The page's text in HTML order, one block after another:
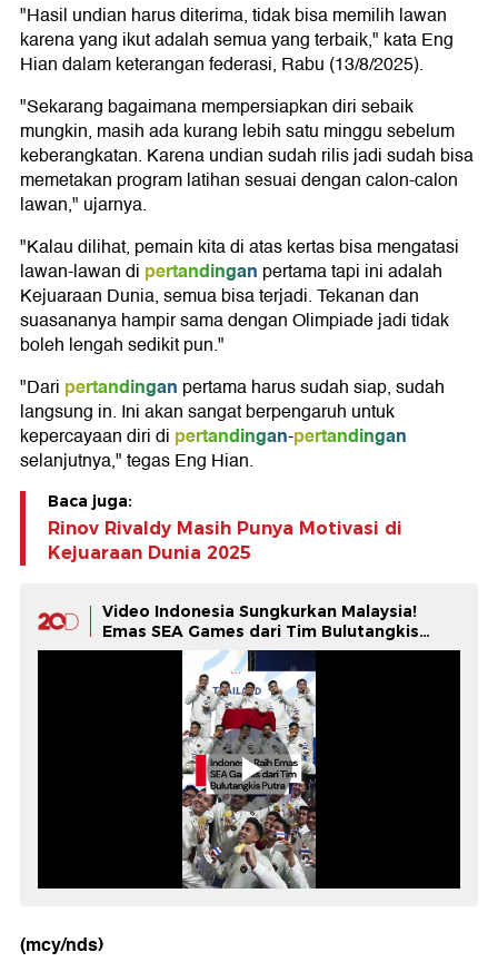
"Hasil undian harus diterima, tidak bisa memilih lawan
karena yang ikut adalah semua yang terbaik," kata Eng
Hian dalam keterangan federasi, Rabu (13/8/2025).
"Sekarang bagaimana mempersiapkan diri sebaik
mungkin, masih ada kurang lebih satu minggu sebelum
keberangkatan. Karena undian sudah rilis jadi sudah bisa
memetakan program latihan sesuai dengan calon-calon
lawan," ujarnya.
"Kalau dilihat, pemain kita di atas kertas bisa mengatasi
lawan-lawan di pertandingan pertama tapi ini adalah
Kejuaraan Dunia, semua bisa terjadi. Tekanan dan
suasananya hampir sama dengan Olimpiade jadi tidak
boleh lengah sedikit pun."
"Dari pertandingan pertama harus sudah siap, sudah
langsung in. Ini akan sangat berpengaruh untuk
kepercayaan diri di pertandingan-pertandingan
selanjutnya," tegas Eng Hian.
Baca juga:
Rinov Rivaldy Masih Punya Motivasi di
Kejuaraan Dunia 2025
Video Indonesia Sungkurkan Malaysia!
Emas SEA Games dari Tim Bulutangkis
Putra
(mcy/nds)